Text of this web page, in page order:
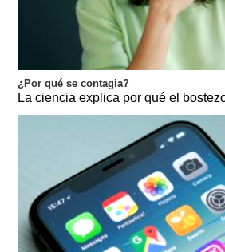
¿Por qué se contagia?
La ciencia explica por qué el